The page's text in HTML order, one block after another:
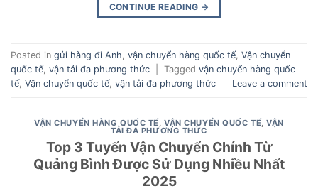
CONTINUE READING →
Posted in gửi hàng đi Anh, vận chuyển hàng quốc tế, Vận chuyển
quốc tế, vận tải đa phương thức Tagged vận chuyển hàng quốc
tế, Vận chuyển quốc tế, vận tải đa phương thức Leave a comment
VẬN CHUYỂN HÀNG QUỐC TẾ ,VẬN CHUYỂN QUỐC TẾ ,VẬN
TẢI ĐA PHƯƠNG THỨC
Top 3 Tuyến Vận Chuyển Chính Từ
Quảng Bình Được Sử Dụng Nhiều Nhất
2025